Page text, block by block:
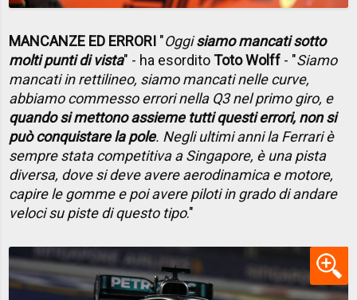
MANCANZE ED ERRORI "Oggisiamo mancati sotto
molti punti di vista" - ha esorditoToto Wolff - "Siamo
mancati in rettilineo, siamo mancati nelle curve,
abbiamo commesso errori nella Q3 nel primo giro, e
quando si mettono assieme tutti questi errori, non si
può conquistare la pole. Negli ultimi anni la Ferrari è
sempre stata competitiva a Singapore, è una pista
diversa, dove si deve avere aerodinamica e motore,
capire le gomme e poi avere piloti in grado di andare
veloci su piste di questo tipo."